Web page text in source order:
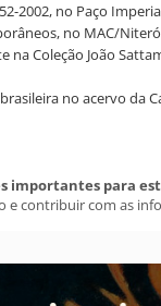
2002, no Paço
no MAC/
na Coleção João
no acervo da
importantes para
contribuir com as